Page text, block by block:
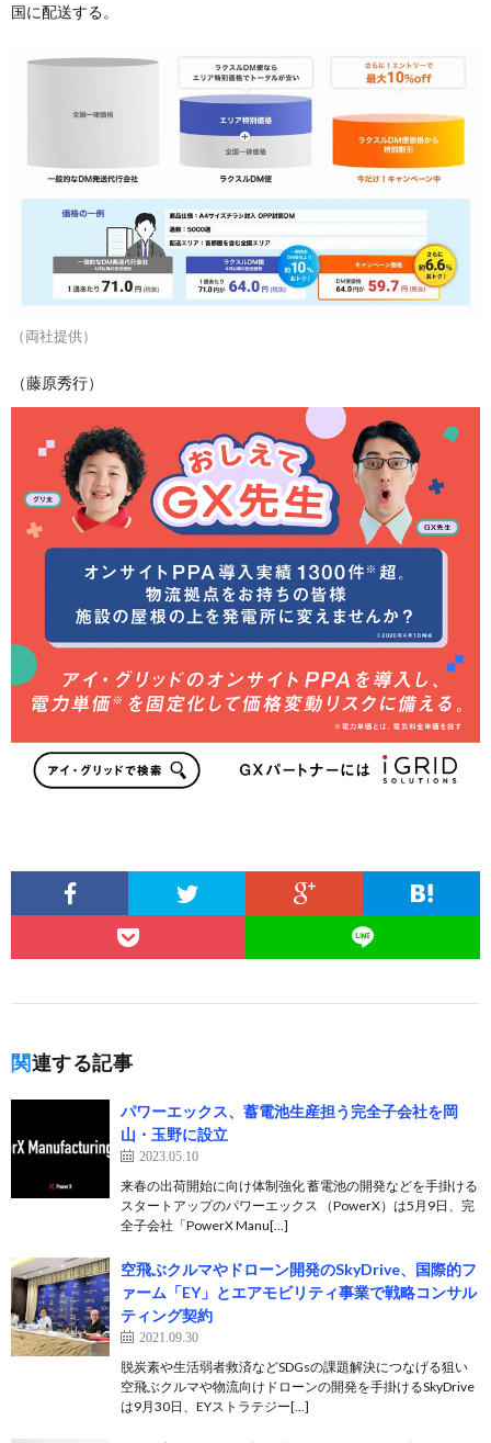
国に配送する。
（両社提供）
（藤原秀行）
関連する記事
パワーエックス、蓄電池生産担う完全⼦会社を岡
山・玉野に設立
2023.05.10
来春の出荷開始に向け体制強化 蓄電池の開発などを手掛ける
スタートアップのパワーエックス （PowerX）は5月9日、完
全子会社「PowerX Manu[…]
空飛ぶクルマやドローン開発のSkyDrive、国際的フ
ァーム「EY」とエアモビリティ事業で戦略コンサル
ティング契約
2021.09.30
脱炭素や生活弱者救済などSDGsの課題解決につなげる狙い
空飛ぶクルマや物流向けドローンの開発を手掛けるSkyDrive
は9月30日、EYストラテジー[…]